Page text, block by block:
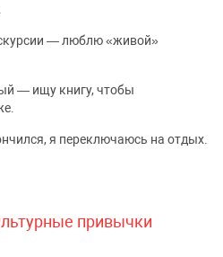
— люблю «живой»
— ищу книгу, чтобы
я переключаюсь на отдых.
привычки